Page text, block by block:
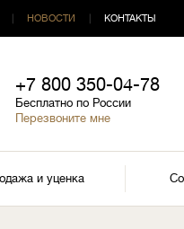
НОВОСТИ КОНТАКТЫ
+7 800 350-04-78
Бесплатно по России
Перезвоните мне
и уценка